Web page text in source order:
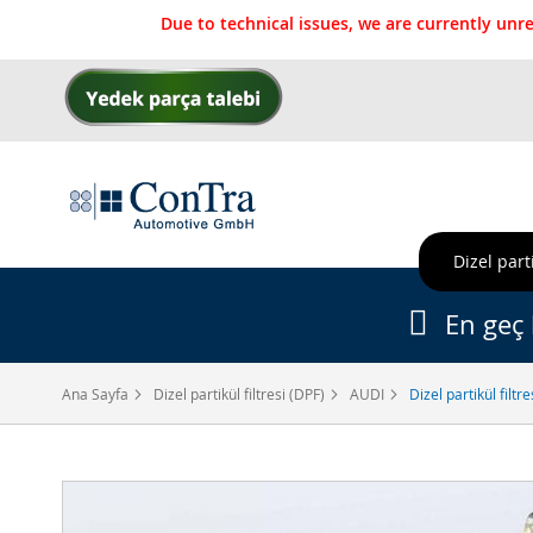
Due to technical issues, we are currently
İçeriğe
Dizel
Ana Sayfa Dizel partikül filtresi (DPF) AUDI Dizel partikül
En